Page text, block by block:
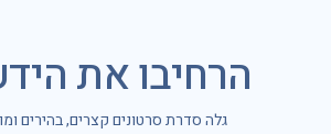
הרחיבו את
גלה סדרת סרטונים קצרים, בהירים